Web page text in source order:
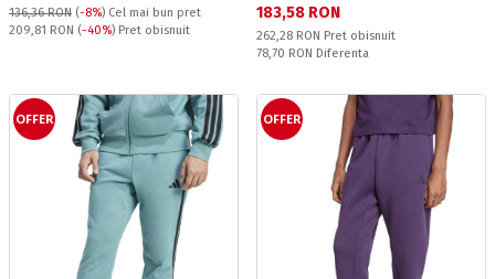
136,36 RON (-8%) Cel mai bun pret
Pret obisnuit:
209,81 RON (-40%) Pret obisnuit
Текуща цена:
183,58 RON
Pret obisnuit:
262,28 RON Pret obisnuit
Спестявате:
78,70 RON Diferenta
OFFER OFFER